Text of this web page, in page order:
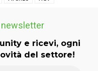
newsletter
e ricevi, ogni
del settore!